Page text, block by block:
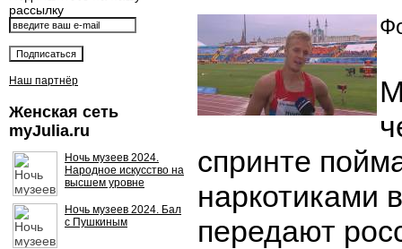
рассылку
Наш партнёр
Женская сеть
myJulia.ru
Ночь музеев 2024.
Народное искусство на
высшем уровне
Ночь музеев 2024. Бал
с Пушкиным
спринте
наркотиками
передают